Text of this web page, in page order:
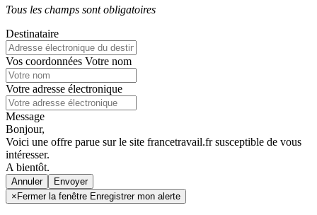
Tous les champs sont obligatoires
Destinataire
Vos coordonnées Votre nom
Votre adresse électronique
Message
Bonjour,
Voici une offre parue sur le site francetravail.fr susceptible de vous
intéresser.
A bientôt.
Annuler
× Fermer la fenêtre Enregistrer mon alerte